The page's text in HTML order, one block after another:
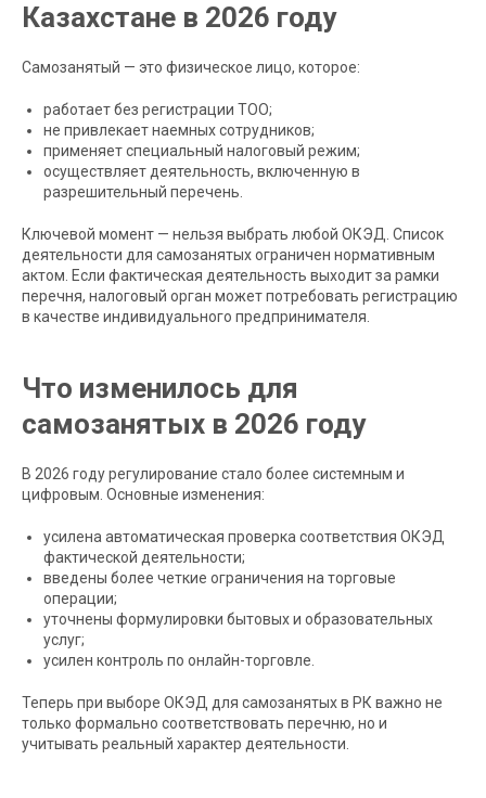
Казахстане в 2026 году
Самозанятый — это физическое лицо, которое:
работает без регистрации ТОО;
не привлекает наемных сотрудников;
применяет специальный налоговый режим;
осуществляет деятельность, включенную в
разрешительный перечень.
Ключевой момент — нельзя выбрать любой ОКЭД. Список
деятельности для самозанятых ограничен нормативным
актом. Если фактическая деятельность выходит за рамки
перечня, налоговый орган может потребовать регистрацию
в качестве индивидуального предпринимателя.
Что изменилось для
самозанятых в 2026 году
В 2026 году регулирование стало более системным и
цифровым. Основные изменения:
усилена автоматическая проверка соответствия ОКЭД
фактической деятельности;
введены более четкие ограничения на торговые
операции;
уточнены формулировки бытовых и образовательных
услуг;
усилен контроль по онлайн-торговле.
Теперь при выборе ОКЭД для самозанятых в РК важно не
только формально соответствовать перечню, но и
учитывать реальный характер деятельности.